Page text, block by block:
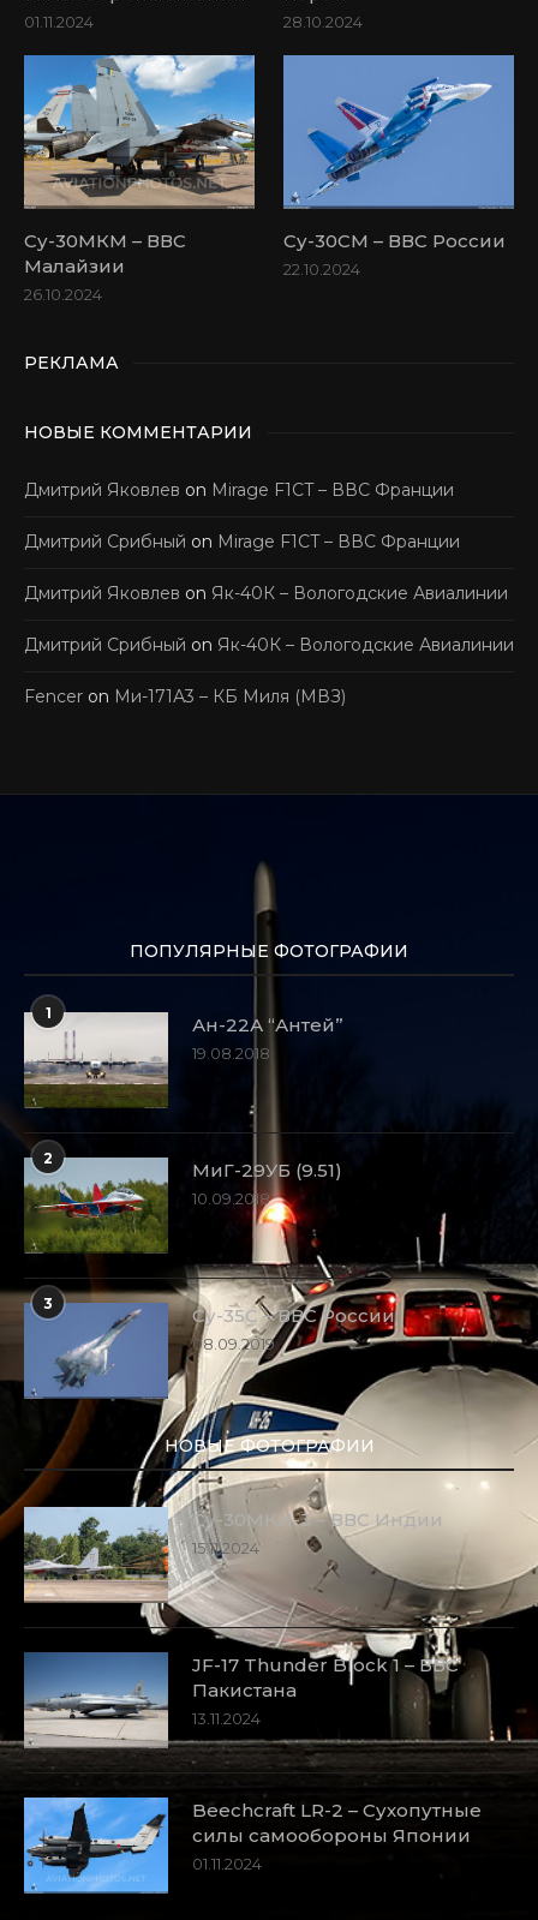
01.11.2024 28.10.2024
Су-30МКМ – ВВС
Малайзии
26.10.2024
Су-30СМ – ВВС России
22.10.2024
РЕКЛАМА
НОВЫЕ КОММЕНТАРИИ
Дмитрий Яковлев on Mirage F1CT – ВВС Франции
Дмитрий Срибный on Mirage F1CT – ВВС Франции
Дмитрий Яковлев on Як-40К – Вологодские Авиалинии
Дмитрий Срибный on Як-40К – Вологодские Авиалинии
Fencer on Ми-171А3 – КБ Миля (МВЗ)
ПОПУЛЯРНЫЕ ФОТОГРАФИИ
1
Ан-22А “Антей”
19.08.2018
2
МиГ-29УБ (9.51)
10.09.2018
3
Су-35С – ВВС России
08.09.2019
НОВЫЕ ФОТОГРАФИИ
Су-30МКИ-3 – ВВС Индии
15.11.2024
JF-17 Thunder Block 1 – ВВС
Пакистана
13.11.2024
Beechcraft LR-2 – Сухопутные
силы самообороны Японии
01.11.2024